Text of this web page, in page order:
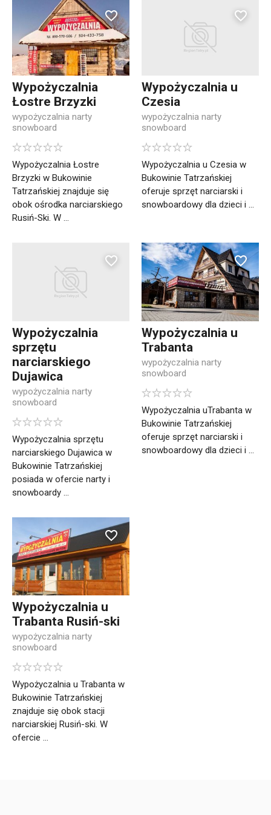
Wypożyczalnia
Łostre Brzyzki
wypożyczalnia narty
snowboard
Wypożyczalnia Łostre
Brzyzki w Bukowinie
Tatrzańskiej znajduje się
obok ośrodka narciarskiego
Rusiń-Ski. W ...
Wypożyczalnia u
Czesia
wypożyczalnia narty
snowboard
Wypożyczalnia u Czesia w
Bukowinie Tatrzańskiej
oferuje sprzęt narciarski i
snowboardowy dla dzieci i ...
Wypożyczalnia
sprzętu
narciarskiego
Dujawica
wypożyczalnia narty
snowboard
Wypożyczalnia sprzętu
narciarskiego Dujawica w
Bukowinie Tatrzańskiej
posiada w ofercie narty i
snowboardy ...
Wypożyczalnia u
Trabanta
wypożyczalnia narty
snowboard
Wypożyczalnia uTrabanta w
Bukowinie Tatrzańskiej
oferuje sprzęt narciarski i
snowboardowy dla dzieci i ...
Wypożyczalnia u
Trabanta Rusiń-ski
wypożyczalnia narty
snowboard
Wypożyczalnia u Trabanta w
Bukowinie Tatrzańskiej
znajduje się obok stacji
narciarskiej Rusiń-ski. W
ofercie ...